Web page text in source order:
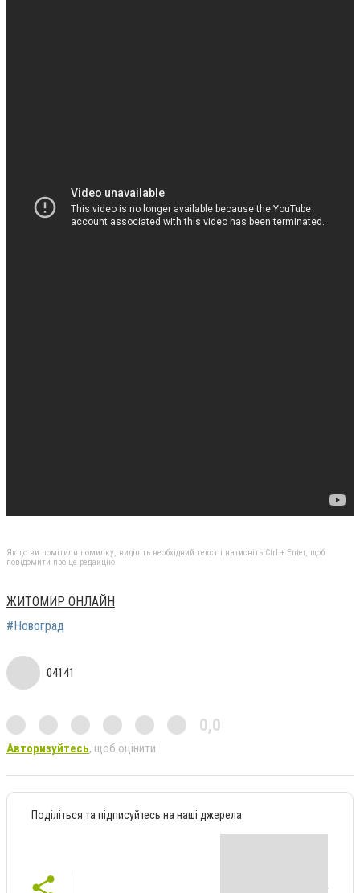
Якщо ви помітили помилку, виділіть необхідний текст і натисніть Ctrl + Enter, щоб
повідомити про це редакцію
ЖИТОМИР ОНЛАЙН
#Новоград
04141
0,0
Авторизуйтесь, щоб оцінити
Поділіться та підписуйтесь на наші джерела